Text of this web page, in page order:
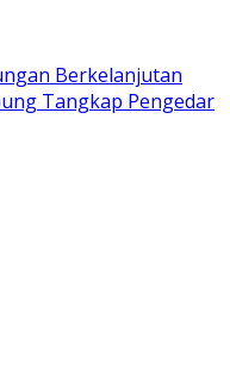
Berkelanjutan
Tangkap Pengedar